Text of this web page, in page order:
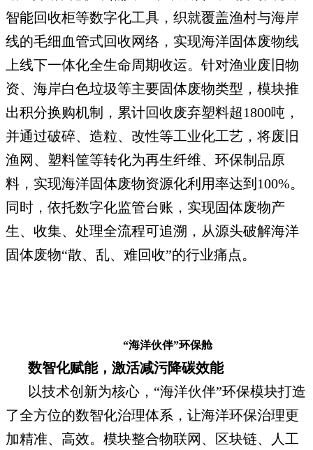
智能回收柜等数字化工具，织就覆盖渔村与海岸
线的毛细血管式回收网络，实现海洋固体废物线
上线下一体化全生命周期收运。针对渔业废旧物
资、海岸白色垃圾等主要固体废物类型，模块推
出积分换购机制，累计回收废弃塑料超1800吨，
并通过破碎、造粒、改性等工业化工艺，将废旧
渔网、塑料筐等转化为再生纤维、环保制品原
料，实现海洋固体废物资源化利用率达到100%。
同时，依托数字化监管台账，实现固体废物产
生、收集、处理全流程可追溯，从源头破解海洋
固体废物“散、乱、难回收”的行业痛点。
“海洋伙伴”环保舱
数智化赋能，激活减污降碳效能
以技术创新为核心，“海洋伙伴”环保模块打造
了全方位的数智化治理体系，让海洋环保治理更
加精准、高效。模块整合物联网、区块链、人工